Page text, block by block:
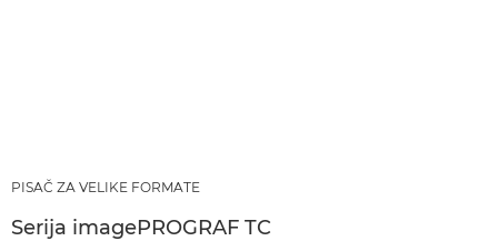
PISAČ ZA VELIKE FORMATE
Serija imagePROGRAF TC